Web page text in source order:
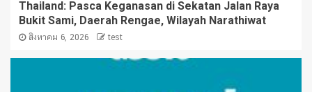
Thailand: Pasca Keganasan di Sekatan Jalan Raya
Bukit Sami, Daerah Rengae, Wilayah Narathiwat
สิงหาคม 6, 2026 test